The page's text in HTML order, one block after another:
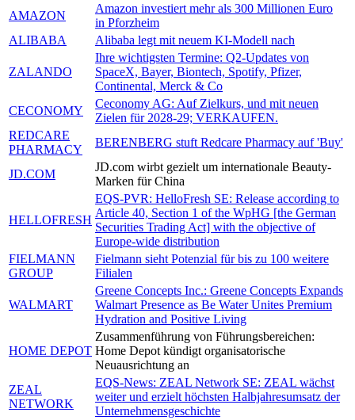
AMAZON
Amazon investiert mehr als 300 Millionen Euro
in Pforzheim
ALIBABA
Alibaba legt mit neuem KI-Modell nach
ZALANDO
Ihre wichtigsten Termine: Q2-Updates von
SpaceX, Bayer, Biontech, Spotify, Pfizer,
Continental, Merck & Co
CECONOMY
Ceconomy AG: Auf Zielkurs, und mit neuen
Zielen für 2028-29; VERKAUFEN.
REDCARE
PHARMACY
BERENBERG stuft Redcare Pharmacy auf 'Buy'
JD.COM
JD.com wirbt gezielt um internationale Beauty-
Marken für China
HELLOFRESH
EQS-PVR: HelloFresh SE: Release according to
Article 40, Section 1 of the WpHG [the German
Securities Trading Act] with the objective of
Europe-wide distribution
FIELMANN
GROUP
Fielmann sieht Potenzial für bis zu 100 weitere
Filialen
WALMART
Greene Concepts Inc.: Greene Concepts Expands
Walmart Presence as Be Water Unites Premium
Hydration and Positive Living
HOME DEPOT
Zusammenführung von Führungsbereichen:
Home Depot kündigt organisatorische
Neuausrichtung an
ZEAL
NETWORK
EQS-News: ZEAL Network SE: ZEAL wächst
weiter und erzielt höchsten Halbjahresumsatz der
Unternehmensgeschichte